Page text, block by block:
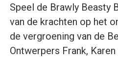
Speel de Brawly Beasty
van de krachten op het
de vergroening van de
Ontwerpers Frank,